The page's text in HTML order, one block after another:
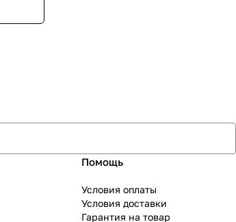
Помощь
Условия оплаты
Условия доставки
Гарантия на товар